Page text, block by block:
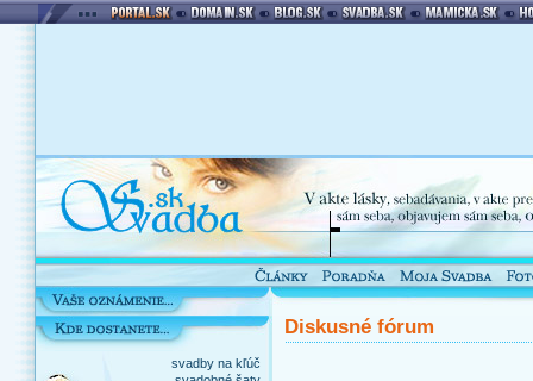
svadby na kľúč
Diskusné fórum